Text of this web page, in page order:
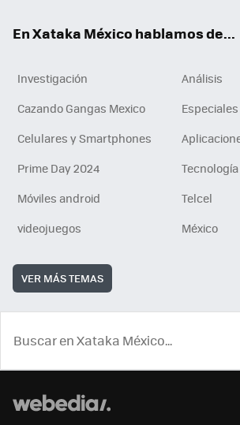
En Xataka México hablamos de...
Investigación
Análisis
Cazando Gangas Mexico
Especiales
Celulares y Smartphones
Prime Day 2024
Móviles android
Telcel
videojuegos
México
VER MÁS TEMAS